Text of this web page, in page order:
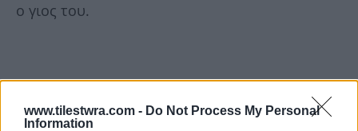
www.tilestwra.com - Do Not Process My Personal
Information
ο γιος του.